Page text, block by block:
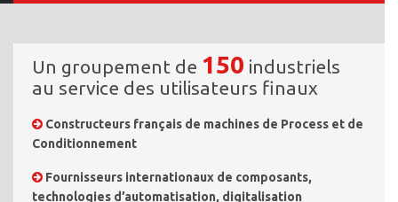
Un groupement de 150 industriels
au service des utilisateurs finaux
Constructeurs français de machines de Process et de
Conditionnement
Fournisseurs internationaux de composants,
technologies d’automatisation, digitalisation